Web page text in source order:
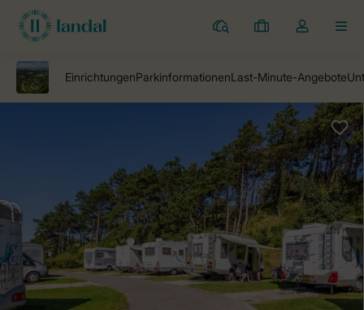
Campingplätze
Meine
Dropdown-
Kontos
öffnen